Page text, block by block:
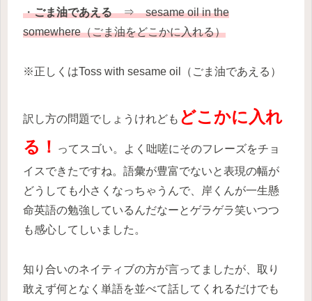
・ごま油であえる⇒ sesame oil in the
somewhere（ごま油をどこかに入れる）
※正しくはToss with sesame oil（ごま油であえる）
訳し方の問題でしょうけれども どこかに入れ
る！
ってスゴい。よく咄嗟にそのフレーズをチョ
イスできたですね。語彙が豊富でないと表現の幅が
どうしても小さくなっちゃうんで、岸くんが一生懸
命英語の勉強しているんだなーとゲラゲラ笑いつつ
も感心してしいました。
知り合いのネイティブの方が言ってましたが、取り
敢えず何となく単語を並べて話してくれるだけでも